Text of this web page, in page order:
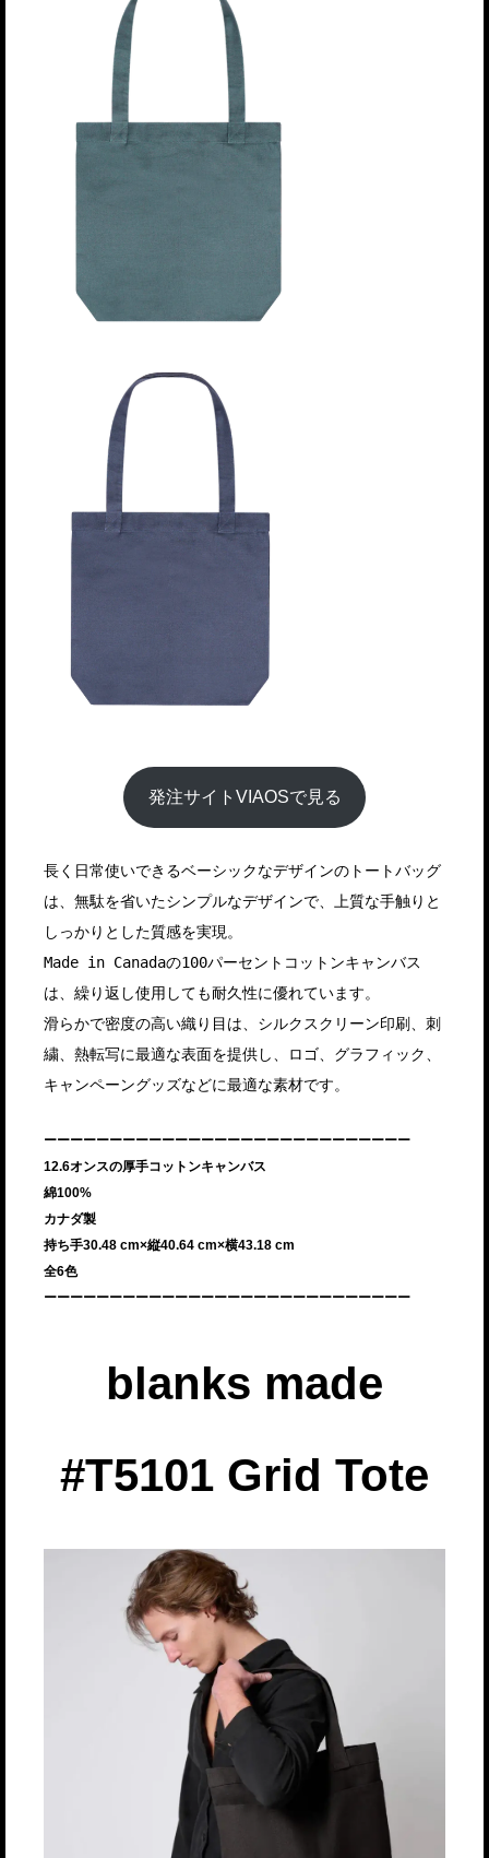
発注サイトVIAOSで見る
長く日常使いできるベーシックなデザインのトートバッグ
は、無駄を省いたシンプルなデザインで、上質な手触りと
しっかりとした質感を実現。
Made in Canadaの100パーセントコットンキャンバス
は、繰り返し使用しても耐久性に優れています。
滑らかで密度の高い織り目は、シルクスクリーン印刷、刺
繍、熱転写に最適な表面を提供し、ロゴ、グラフィック、
キャンペーングッズなどに最適な素材です。
ーーーーーーーーーーーーーーーーーーーーーーーーーーーー
12.6オンスの厚手コットンキャンバス
綿100%
カナダ製
持ち手30.48 cm×縦40.64 cm×横43.18 cm
全6色
ーーーーーーーーーーーーーーーーーーーーーーーーーーーー
blanks made
#T5101 Grid Tote